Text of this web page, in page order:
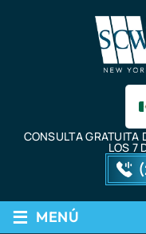
CONSULTA GRATUITA
LOS 7
≡ MENÚ